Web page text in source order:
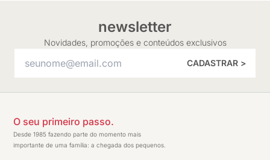
newsletter
Novidades, promoções e conteúdos exclusivos
CADASTRAR >
O seu primeiro passo.
Desde 1985 fazendo parte do momento mais
importante de uma família: a chegada dos pequenos.